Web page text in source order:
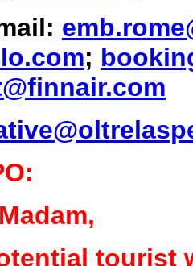
;
tourist